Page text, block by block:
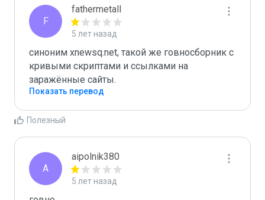
F
fathermetall
5 лет назад
синоним xnewsq.net, такой же говносборник с
кривыми скриптами и ссылками на
заражённые сайты.
Показать перевод
Полезный
A
aipolnik380
5 лет назад